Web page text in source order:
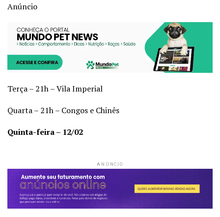
Anúncio
Terça – 21h – Vila Imperial
Quarta – 21h – Congos e Chinês
Quinta-feira – 12/02
ANÚNCIO